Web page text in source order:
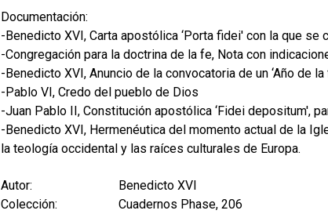
Documentación:
-Benedicto XVI, Carta apostólica ‘Porta fidei' con la que se
-Congregación para la doctrina de la fe, Nota con
-Benedicto XVI, Anuncio de la convocatoria de un ‘Año de
-Pablo VI, Credo del pueblo de Dios
-Juan Pablo II, Constitución apostólica ‘Fidei depositum',
-Benedicto XVI, Hermenéutica del momento actual de la
la teología occidental y las raíces culturales de Europa.
Autor:
Benedicto XVI
Colección:
Cuadernos Phase, 206